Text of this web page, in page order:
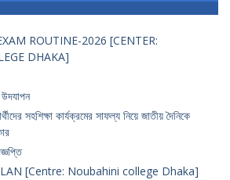
ROUTINE-2026 [CENTER:
DHAKA]
সহশিক্ষা কার্যক্রমের সাফল্য নিয়ে জাতীয় দৈনিকে
[Centre: Noubahini college Dhaka]